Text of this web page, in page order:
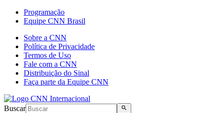
Programação
Equipe CNN Brasil
Sobre a CNN
Política de Privacidade
Termos de Uso
Fale com a CNN
Distribuição do Sinal
Faça parte da Equipe CNN
Buscar